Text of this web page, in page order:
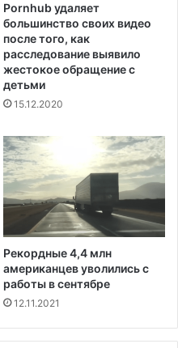
Pornhub удаляет
большинство своих видео
после того, как
расследование выявило
жестокое обращение с
детьми
15.12.2020
Рекордные 4,4 млн
американцев уволились с
работы в сентябре
12.11.2021